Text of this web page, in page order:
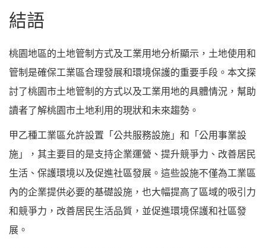
結語
桃園地區的土地管制方式及工業用地分析顯示，土地使用和
管制是確保工業區合理發展和環境保護的重要手段。本文探
討了桃園市土地管制的方式以及工業用地的具體情況，幫助
讀者了解桃園市土地利用的現狀和未來趨勢。
甲乙種工業區允許設置「公共服務設施」和「公用事業設
施」，其主要目的是支持企業運營、提升競爭力、改善居民
生活、保護環境以及促進社區發展。這些設施不僅為工業區
內的企業提供必要的基礎設施，也大幅提高了區域的吸引力
和競爭力，改善居民生活品質，並促進環境保護和社區發
展。